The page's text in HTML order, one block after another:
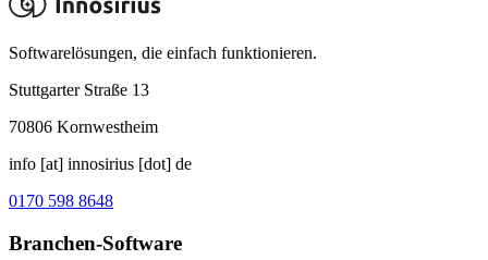
Softwarelösungen, die einfach funktionieren.
Stuttgarter Straße 13
70806 Kornwestheim
info [at] innosirius [dot] de
0170 598 8648
Branchen-Software